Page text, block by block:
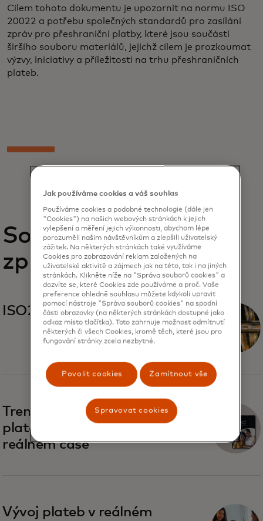
Cílem tohoto dokumentu je upozornit na normu ISO
20022 a potřebu společných standardů pro zasílání
zpráv pro přeshraniční platby, které jsou součástí
širšího souboru materiálů, jejichž cílem je prozkoumat
výzvy, iniciativy a příležitosti na trhu přeshraničních
plateb.
Související
zprávy
ISO20022
Trendy zúčtování v
platebních systémech v
reálném čase
Vývoj plateb v reálném
Jak používáme cookies a váš souhlas
Používáme cookies a podobné technologie (dále jen
"Cookies") na našich webových stránkách k jejich
vylepšení a měření jejich výkonnosti, abychom lépe
porozuměli našim návštěvníkům a zlepšili uživatelský
zážitek. Na některých stránkách také využíváme
Cookies pro zobrazování reklam založených na
uživatelské aktivitě a zájmech jak na této, tak i na jiných
stránkách. Klikněte níže na "Správa souborů cookies" a
dozvíte se, které Cookies zde používáme a proč. Vaše
preference ohledně souhlasu můžete kdykoli upravit
pomocí nástroje "Správa souborů cookies" na spodní
části obrazovky (na některých stránkách dostupné jako
odkaz místo tlačítka). Toto zahrnuje možnost odmítnutí
některých či všech Cookies, kromě těch, které jsou pro
fungování stránky zcela nezbytné.
Povolit cookies Zamítnout vše
Spravovat cookies